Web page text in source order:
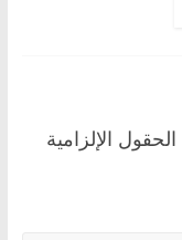
الحقول الإلزامية